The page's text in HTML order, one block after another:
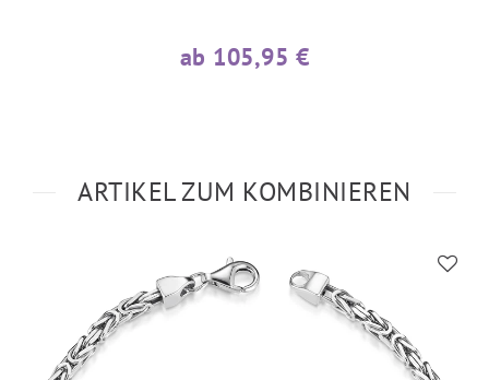
ab 105,95 €
ARTIKEL ZUM KOMBINIEREN